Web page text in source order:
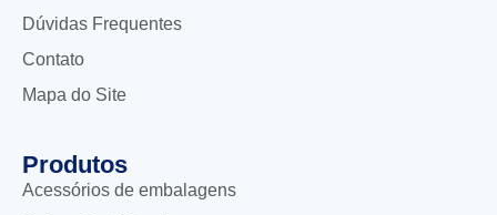
Dúvidas Frequentes
Contato
Mapa do Site
Produtos
Acessórios de embalagens